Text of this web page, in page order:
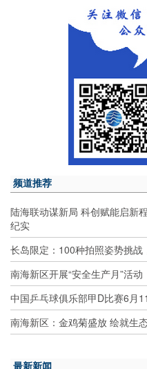
频道推荐
陆海联动谋新局 科创赋能启
纪实
长岛限定：100种拍照姿势挑战
南海新区开展“安全生产月”活动
中国乒乓球俱乐部甲D比赛6月
南海新区：金鸡菊盛放 绘就生
最新新闻